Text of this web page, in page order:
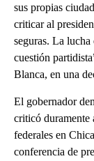
sus propias
criticar al
seguras. La
cuestión
Blanca, en una
El gobernador
criticó duramente
federales en
conferencia de